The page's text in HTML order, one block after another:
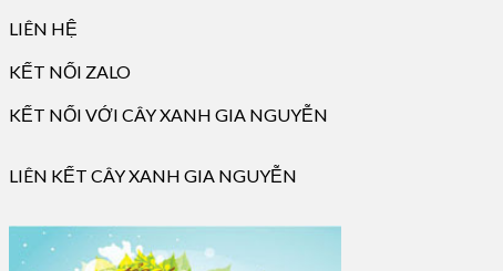
LIÊN HỆ
KẾT NỐI ZALO
KẾT NỐI VỚI CÂY XANH GIA NGUYỄN
LIÊN KẾT CÂY XANH GIA NGUYỄN